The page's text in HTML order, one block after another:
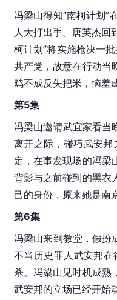
冯梁山得知“南柯计划
人大打出手。唐英杰回
柯计划”将实施枪决一
共产党，故意在行动当
鸡不成反失把米，恼羞
第5集
冯梁山邀请武宜家看当
离开之际，碰巧武安
定，在事发现场的冯梁
背影与之前碰到的黑衣
己的身份，原来她是南
第6集
冯梁山来到教堂，假扮
不当历史罪人武安邦
杀。冯梁山见时机成熟
武安邦的立场已经开始